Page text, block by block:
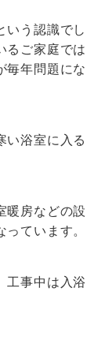
いう認識でし
るご家庭では
毎年問題にな
い浴室に入る
暖房などの設
ています。
工事中は入浴